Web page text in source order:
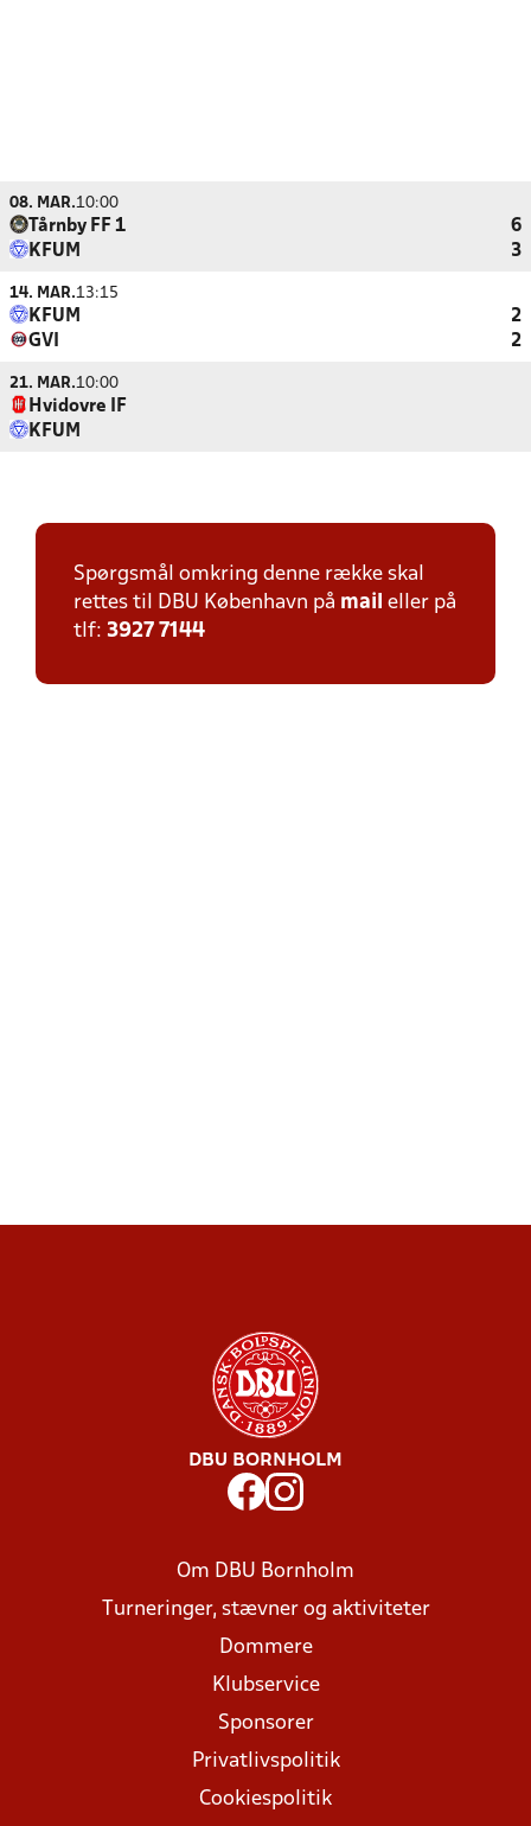
08. MAR.10:00
Tårnby FF 1
6
KFUM
3
14. MAR.13:15
KFUM
2
GVI
2
21. MAR.10:00
Hvidovre IF
KFUM
Spørgsmål omkring denne række skal
rettes til DBU København på mail eller på
tlf: 3927 7144
DBU BORNHOLM
Om DBU Bornholm
Turneringer, stævner og aktiviteter
Dommere
Klubservice
Sponsorer
Privatlivspolitik
Cookiespolitik